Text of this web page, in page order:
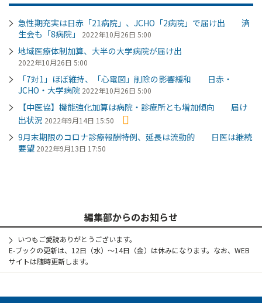
急性期充実は日赤「21病院」、JCHO「2病院」で届け出 済
生会も「8病院」
2022年10月26日 5:00
地域医療体制加算、大半の大学病院が届け出
2022年10月26日 5:00
「7対1」ほぼ維持、「心電図」削除の影響緩和 日赤・
JCHO・大学病院 2022年10月26日 5:00
【中医協】機能強化加算は病院・診療所とも増加傾向 届け
出状況 2022年9月14日 15:50
9月末期限のコロナ診療報酬特例、延長は流動的 日医は継続
要望 2022年9月13日 17:50
編集部からのお知らせ
いつもご愛読ありがとうございます。
E-ブックの更新は、12日（水）～14日（金）は休みになります。なお、WEB
サイトは随時更新します。